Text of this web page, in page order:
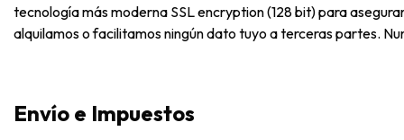
tecnología más moderna SSL encryption (128 bit) para
alquilamos o facilitamos ningún dato tuyo a terceras partes.
Envío e Impuestos